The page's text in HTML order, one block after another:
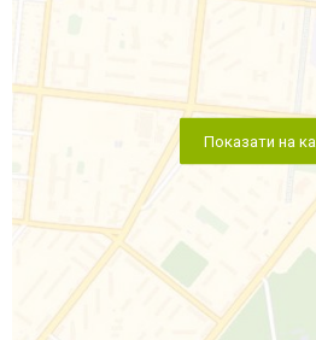
Показати на